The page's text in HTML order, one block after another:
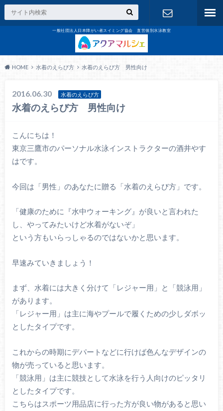
一般社団法人日本障がい者スイミング協会 直営個別水泳教室
HOME 水着のえらび方 水着のえらび方 男性向け
2016.06.30 水着のえらび方
水着のえらび方 男性向け
こんにちは！
東京三鷹市のパーソナル水泳インストラクターの酒井やす
はです。
今回は「男性」のあなたに贈る「水着のえらび方」です。
「健康のために『水中ウォーキング』が良いと言われた
し、やってみたいけど水着がないぞ」
という方もいらっしゃるのではないかと思います。
早速みていきましょう！
まず、水着には大きく分けて「レジャー用」と「競泳用」
があります。
「レジャー用」は主に海やプールで履くための少しダボッ
としたタイプです。
これからの時期にデパートなどに行けば色んなデザインの
物が売っていると思います。
「競泳用」は主に競技として水泳を行う人向けのピッタリ
としたタイプです。
こちらはスポーツ用品店に行った方が良い物があると思い